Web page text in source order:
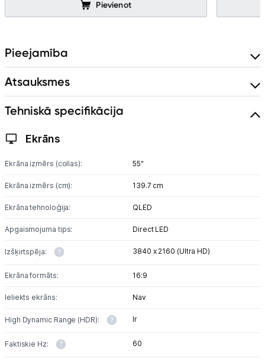
Pievienot
Pieejamība
Atsauksmes
Tehniskā specifikācija
Ekrāns
Ekrāna izmērs (collas): 55"
Ekrāna izmērs (cm): 139.7 cm
Ekrāna tehnoloģija: QLED
Apgaismojuma tips: Direct LED
Izšķirtspēja: 3840 x 2160 (Ultra HD)
Ekrāna formāts: 16:9
Ieliekts ekrāns: Nav
High Dynamic Range (HDR): Ir
Faktiskie Hz: 60